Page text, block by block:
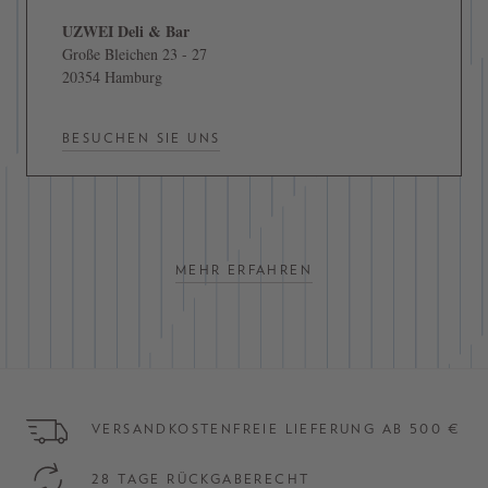
UZWEI Deli & Bar
Große Bleichen 23 - 27
20354 Hamburg
BESUCHEN SIE UNS
MEHR ERFAHREN
VERSANDKOSTENFREIE LIEFERUNG AB 500 €
28 TAGE RÜCKGABERECHT